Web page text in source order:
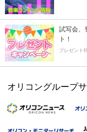
試写会、
ト！
プレゼント
オリコングループ